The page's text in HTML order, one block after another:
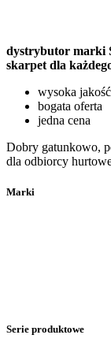
dystrybutor marki
skarpet dla
wysoka jakość
bogata oferta
jedna cena
Dobry gatunkowo,
dla odbiorcy
Marki
Serie produktowe